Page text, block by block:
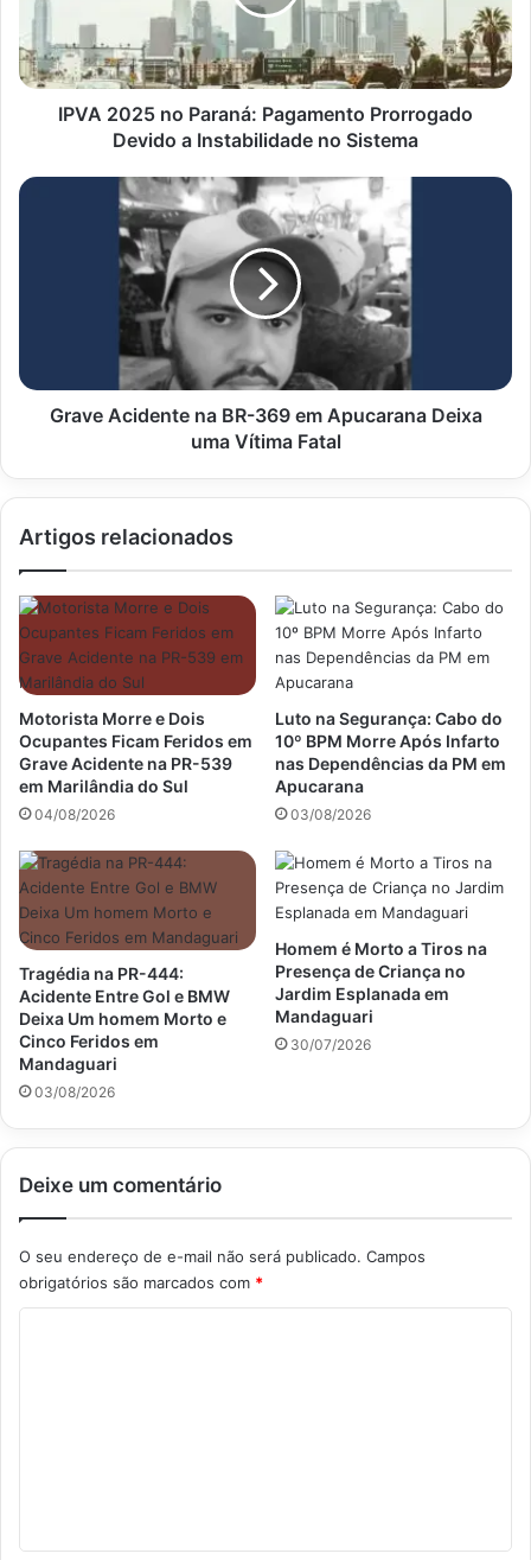
Devido
a
Instabilidade
IPVA 2025 no Paraná: Pagamento Prorrogado
Devido a Instabilidade no Sistema
Grave
uma
VítimaGrave Acidente na BR-369 em Apucarana Deixa
uma Vítima Fatal
Artigos relacionados
Motorista Morre e Dois
Ocupantes Ficam Feridos em
Grave Acidente na PR-539
em Marilândia do Sul
04/08/2026
Luto na Segurança: Cabo do
10º BPM Morre Após Infarto
nas Dependências da PM em
Apucarana
03/08/2026
Tragédia na PR-444:
Acidente Entre Gol e BMW
Deixa Um homem Morto e
Cinco Feridos em
Mandaguari
03/08/2026
Homem é Morto a Tiros na
Presença de Criança no
Jardim Esplanada em
Mandaguari
30/07/2026
Deixe um comentário
O seu endereço de e-mail não será publicado. Campos
obrigatórios são marcados com *